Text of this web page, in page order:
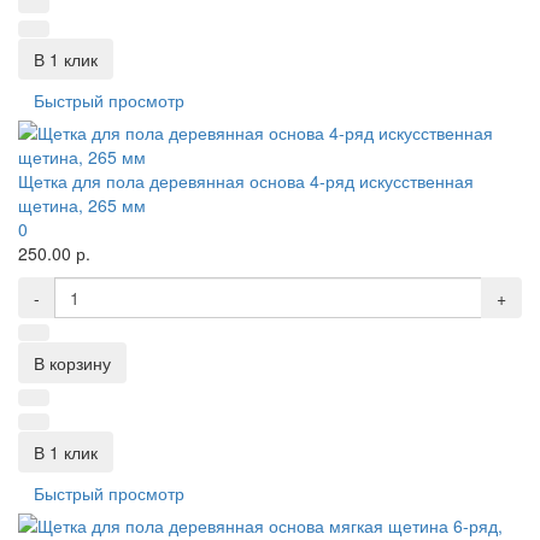
В 1 клик
Быстрый просмотр
Щетка для пола деревянная основа 4-ряд искусственная
щетина, 265 мм
0
250.00 р.
-
+
В корзину
В 1 клик
Быстрый просмотр